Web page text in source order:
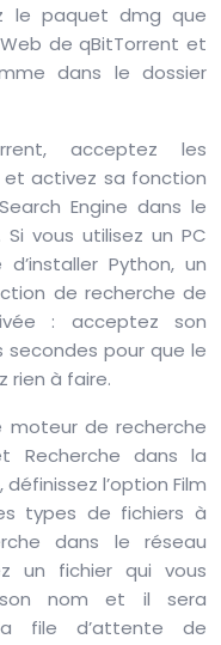
le paquet dmg que
de qBitTorrent et
dans le dossier
acceptez les
et activez sa fonction
Engine dans le
vous utilisez un PC
Python, un
de recherche de
: acceptez son
pour que le
rien à faire.
moteur de recherche
Recherche dans la
l’option Film
types de fichiers à
dans le réseau
un fichier qui vous
son nom et il sera
file d’attente de